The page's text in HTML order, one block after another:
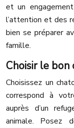
et un
l’attention et des
bien se préparer
famille.
Choisir le bon
Choisissez un
correspond à
auprès d’un
animale. Posez